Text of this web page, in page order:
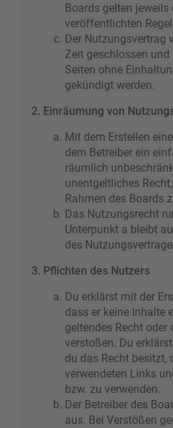
Boards gelten jeweils
veröffentlichten
Der Nutzungsvertrag
Zeit geschlossen
Seiten ohne
gekündigt werden.
2. Einräumung von
Mit dem Erstellen
dem Betreiber ein
räumlich
unentgeltliches
Rahmen des Boards
Das Nutzungsrecht
Unterpunkt a bleibt
des
3. Pflichten des Nutzers
Du erklärst mit der
dass er keine Inhalte
geltendes Recht oder
verstoßen. Du
du das Recht besitzt,
verwendeten Links
bzw. zu verwenden.
Der Betreiber des
aus. Bei Verstößen